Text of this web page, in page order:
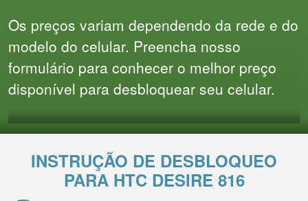
Os preços variam dependendo da rede e do
modelo do celular. Preencha nosso
formulário para conhecer o melhor preço
disponível para desbloquear seu celular.
INSTRUÇÃO DE DESBLOQUEO
PARA HTC DESIRE 816